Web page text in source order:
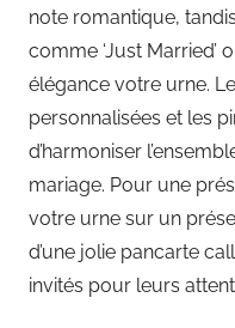
note romantique,
comme ‘Just Married’
élégance votre urne.
personnalisées et les
d’harmoniser
mariage. Pour une
votre urne sur un
d’une jolie pancarte
invités pour leurs